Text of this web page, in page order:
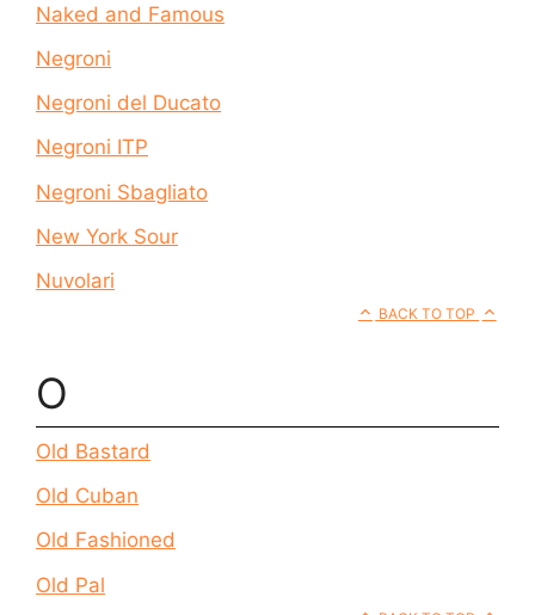
Naked and Famous
Negroni
Negroni del Ducato
Negroni ITP
Negroni Sbagliato
New York Sour
Nuvolari
BACK TO TOP
O
Old Bastard
Old Cuban
Old Fashioned
Old Pal